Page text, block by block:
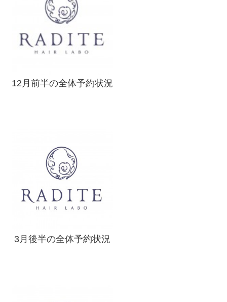
12月前半の全体予約状況
3月後半の全体予約状況